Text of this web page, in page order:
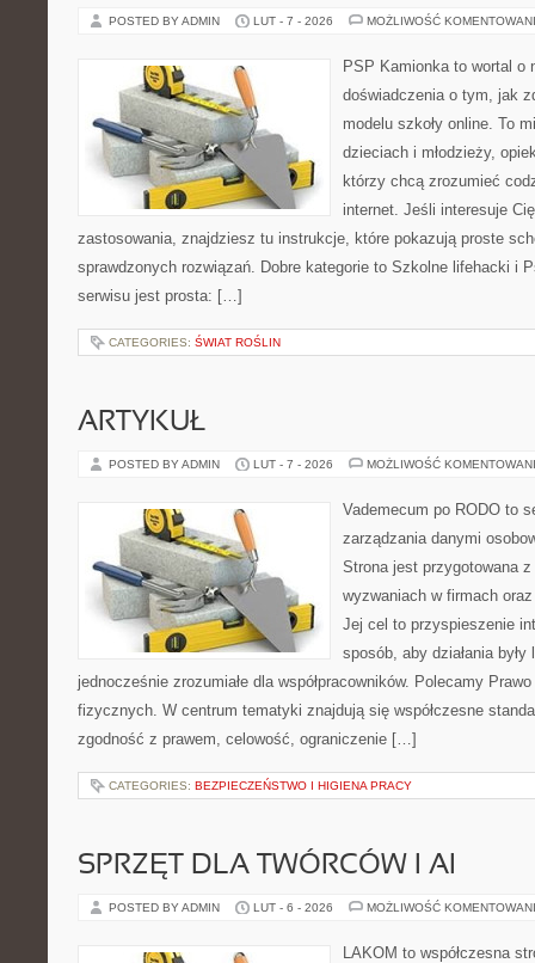
POSTED BY ADMIN LUT - 7 - 2026 MOŻLIWOŚĆ
PSP Kamionka to wortal o
doświadczenia o tym, jak
modelu szkoły online. To
dzieciach i młodzieży,
którzy chcą zrozumieć
internet. Jeśli interesuje
zastosowania, znajdziesz tu instrukcje, które pokazują proste
sprawdzonych rozwiązań. Dobre kategorie to Szkolne lifehacki i
serwisu jest prosta: […]
CATEGORIES: ŚWIAT ROŚLIN
ARTYKUŁ
POSTED BY ADMIN LUT - 7 - 2026 MOŻLIWOŚĆ
Vademecum po RODO to
zarządzania danymi
Strona jest przygotowana
wyzwaniach w firmach
Jej cel to przyspieszenie
sposób, aby działania były
jednocześnie zrozumiałe dla współpracowników. Polecamy
fizycznych. W centrum tematyki znajdują się współczesne
zgodność z prawem, celowość, ograniczenie […]
CATEGORIES: BEZPIECZEŃSTWO I HIGIENA PRACY
SPRZĘT DLA TWÓRCÓW I AI
POSTED BY ADMIN LUT - 6 - 2026 MOŻLIWOŚĆ
LAKOM to współczesna